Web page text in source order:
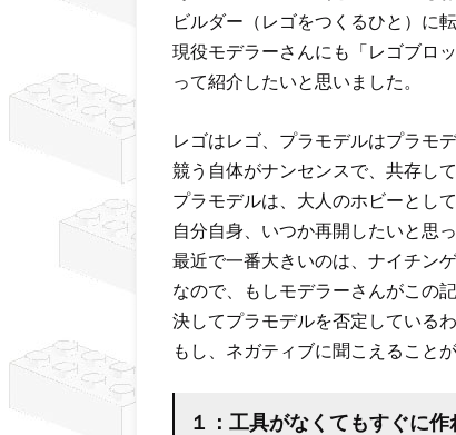
ビルダー（レゴをつくるひと）に
現役モデラーさんにも「レゴブロ
って紹介したいと思いました。
レゴはレゴ、プラモデルはプラモ
競う自体がナンセンスで、共存し
プラモデルは、大人のホビーとし
自分自身、いつか再開したいと思
最近で一番大きいのは、ナイチン
なので、もしモデラーさんがこの
決してプラモデルを否定している
もし、ネガティブに聞こえること
１：工具がなくてもすぐに作